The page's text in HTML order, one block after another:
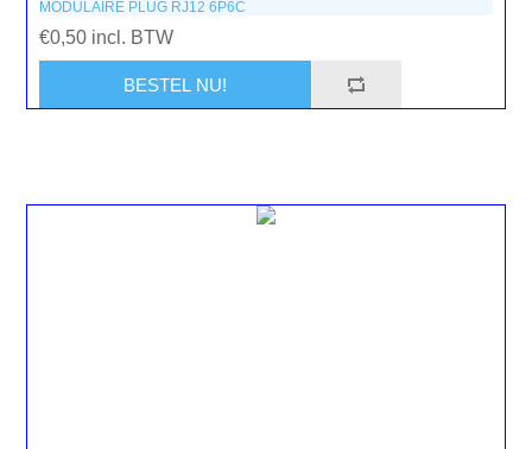
MODULAIRE PLUG RJ12 6P6C
€0,50 incl. BTW